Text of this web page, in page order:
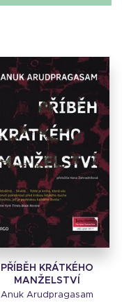
PŘÍBĚH KRÁTKÉHO
MANŽELSTVÍ
Anuk Arudpragasam